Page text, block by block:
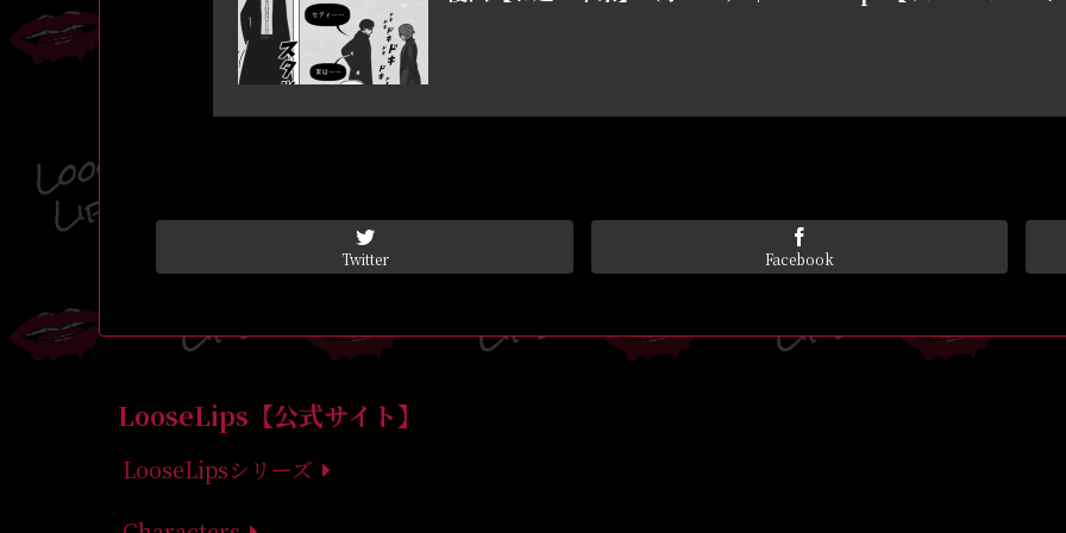
Twitter Facebook
LooseLips【公式サイト】
LooseLipsシリーズ